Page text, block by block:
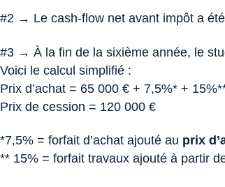
#2 → Le cash-flow net avant impôt a
#3 → À la fin de la sixième année, le
Voici le calcul simplifié :
Prix d’achat = 65 000 € + 7,5%* +
Prix de cession = 120 000 €
*7,5% = forfait d’achat ajouté au prix
** 15% = forfait travaux ajouté à partir